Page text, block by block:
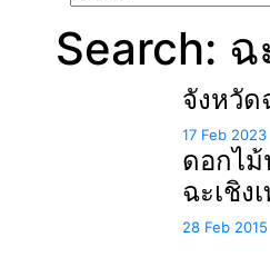
Search: ฉ
จังหวัด
17 Feb 2023
ดอกไม้
ฉะเชิง
28 Feb 2015